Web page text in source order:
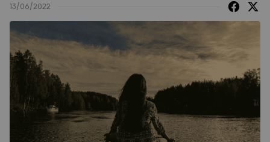
13/06/2022